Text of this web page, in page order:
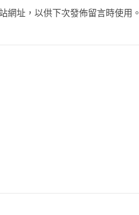
網址，以供下次發佈留言時使用。